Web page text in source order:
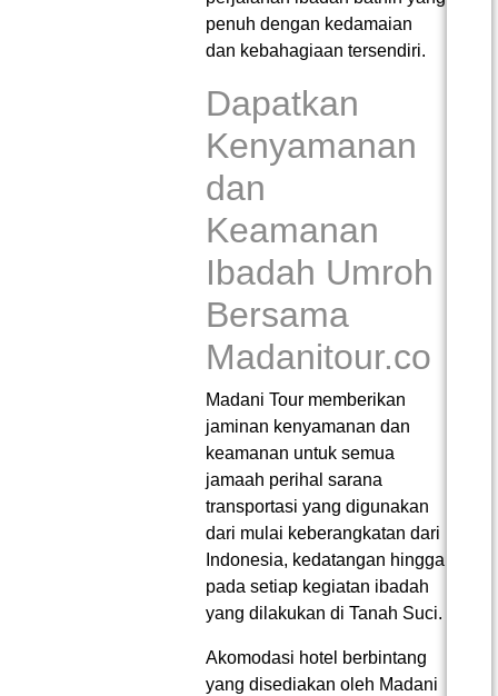
penuh dengan kedamaian
dan kebahagiaan tersendiri.
Dapatkan
Kenyamanan
dan
Keamanan
Ibadah Umroh
Bersama
Madanitour.co
Madani Tour memberikan
jaminan kenyamanan dan
keamanan untuk semua
jamaah perihal sarana
transportasi yang digunakan
dari mulai keberangkatan dari
Indonesia, kedatangan hingga
pada setiap kegiatan ibadah
yang dilakukan di Tanah Suci.
Akomodasi hotel berbintang
yang disediakan oleh Madani